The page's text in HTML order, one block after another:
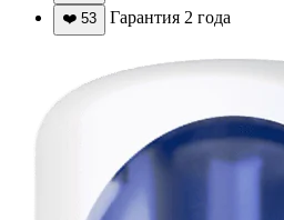
❤️ 53 Гарантия 2 года